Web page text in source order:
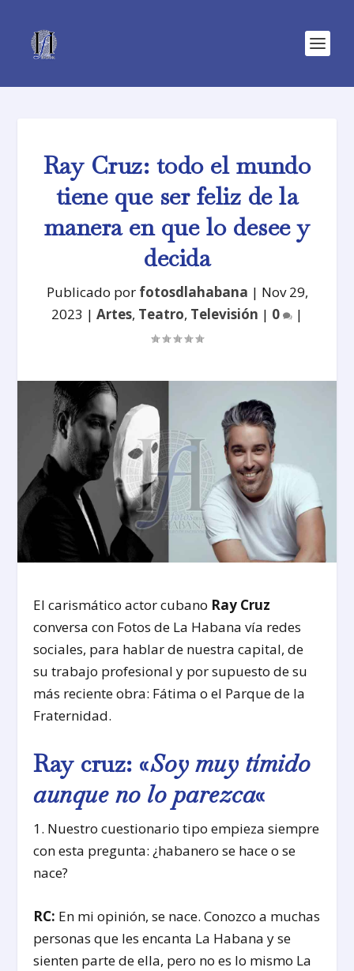
Ray Cruz: todo el mundo
tiene que ser feliz de la
manera en que lo desee y
decida
Publicado por fotosdlahabana | Nov 29,
2023 | Artes, Teatro, Televisión | 0 |
El carismático actor cubano Ray Cruz
conversa con Fotos de La Habana vía redes
sociales, para hablar de nuestra capital, de
su trabajo profesional y por supuesto de su
más reciente obra: Fátima o el Parque de la
Fraternidad.
Ray cruz: «Soy muy tímido
aunque no lo parezca«
1. Nuestro cuestionario tipo empieza siempre
con esta pregunta: ¿habanero se hace o se
nace?
RC: En mi opinión, se nace. Conozco a muchas
personas que les encanta La Habana y se
sienten parte de ella, pero no es lo mismo La